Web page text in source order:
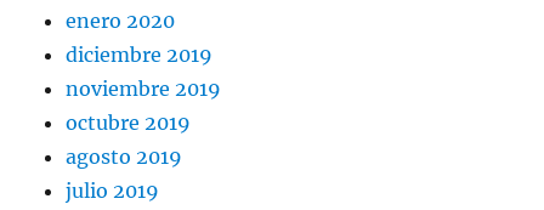
enero 2020
diciembre 2019
noviembre 2019
octubre 2019
agosto 2019
julio 2019